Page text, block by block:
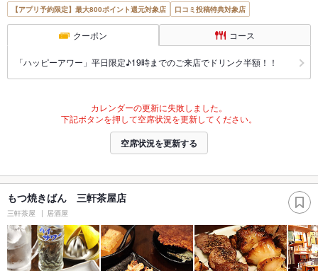
【アプリ予約限定】最大800ポイント還元対象店 口コミ投稿特典対象店
クーポン コース
「ハッピーアワー」平日限定♪19時までのご来店でドリンク半額！！
カレンダーの更新に失敗しました。
下記ボタンを押して空席状況を更新してください。
空席状況を更新する
もつ焼きばん 三軒茶屋店
三軒茶屋 居酒屋